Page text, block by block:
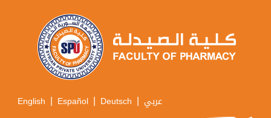
English | Español | Deutsch | عربي